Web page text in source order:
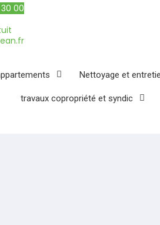
00
Nettoyage et
travaux copropriété et syndic